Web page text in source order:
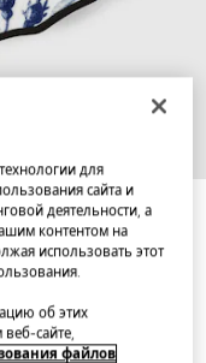
для
сайта и
деятельности, а
контентом на
использовать этот
об этих
сайте,
файлов